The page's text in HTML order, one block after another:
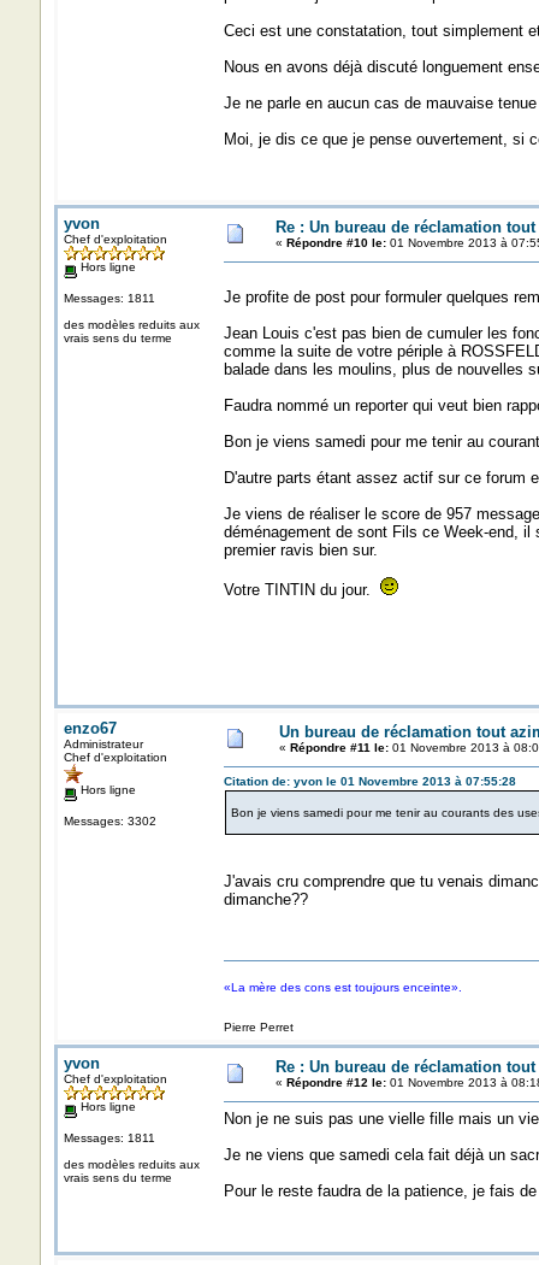
Ceci est une constatation, tout simplement
Nous en avons déjà discuté longuement
Je ne parle en aucun cas de mauvaise
Moi, je dis ce que je pense ouvertement, si
yvon
Chef d'exploitation
Hors ligne
Messages: 1811
des modèles reduits aux
vrais sens du terme
Re : Un bureau de réclamation
« Répondre #10 le:01 Novembre 2013 à
Je profite de post pour formuler quelques
Jean Louis c'est pas bien de cumuler les
comme la suite de votre périple à
balade dans les moulins, plus de nouvelles
Faudra nommé un reporter qui veut bien
Bon je viens samedi pour me tenir au
D'autre parts étant assez actif sur ce forum
Je viens de réaliser le score de 957
déménagement de sont Fils ce Week-end,
premier ravis bien sur.
Votre TINTIN du jour.
enzo67
Administrateur
Chef d'exploitation
Hors ligne
Messages: 3302
Un bureau de réclamation tout
« Répondre #11 le:01 Novembre 2013 à
Citation de: yvon le 01 Novembre 2013 à 07:55:28
Bon je viens samedi pour me tenir au courants des
J'avais cru comprendre que tu venais
dimanche??
«La mère des cons est toujours enceinte».
Pierre Perret
yvon
Chef d'exploitation
Hors ligne
Messages: 1811
des modèles reduits aux
vrais sens du terme
Re : Un bureau de réclamation
« Répondre #12 le:01 Novembre 2013 à
Non je ne suis pas une vielle fille mais un
Je ne viens que samedi cela fait déjà un
Pour le reste faudra de la patience, je fais